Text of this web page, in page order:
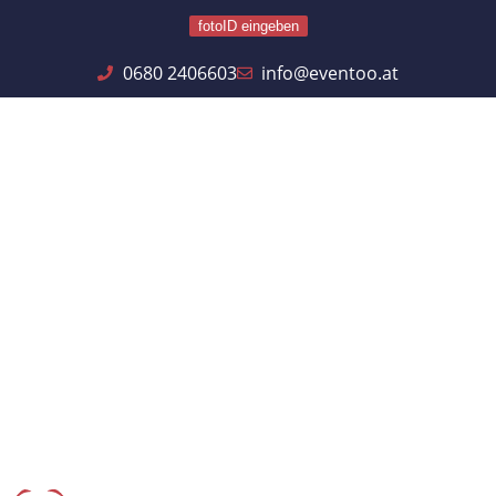
fotoID eingeben
0680 2406603 info@eventoo.at